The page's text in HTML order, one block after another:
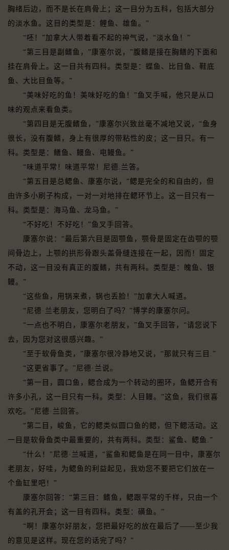
胸绪后边，而不是长在肩骨上；这一目分为五科，包括大部分
的淡水鱼。这目的类型是：鲤鱼、雄鱼。”
“呸！”加拿大人带着看不起的神气说，“淡水鱼！”
“第三目是副鳍鱼，”康塞尔说，”腹鳍是接在胸鳝的下面和
挂在肩骨上。这一目共有四科。类型是：蝶鱼、比目鱼、鞋底
鱼、大比目鱼等。”
“美味好吃的鱼！美味好吃的鱼！”鱼叉手喊，他只是从口
味的观点来看鱼类。
“第四目是无腹鳍鱼，”康塞尔兴致丝毫不减地又说，“鱼身
很长，没有腹鳍，身上有很厚的带粘性的皮；这一目只。有一
科。类型是：鳝鱼、鳗鱼、电鳗鱼。”
“味道平常！味道平常！尼德.兰答。
“第五目是总鳃鱼、康塞尔说，“鳃是完全的和自由的，但
由许多小刷子构成，一对一对地排在鳃环节上。这一目只有一
科。类型是：海马鱼、龙马鱼。”
“不好吃！不好吃！”鱼叉手回答。
康塞尔说：“最后第六目是固颚鱼，颚骨是固定在齿颚的颚
间骨边上，上颚的拱形骨跟头盖骨缝连接在一起，因而！固定
不动，这一目没有真正的腹鳍，共有两科。类型是：魄鱼、银
鳗。”
“这些鱼，用锅来煮，锅也丢脸！”加拿大人喊道。
“尼德·兰老朋友，您明白了吗？”博学的康塞尔问。
“一点也不明白，康塞尔老朋友，”鱼叉手回答，“请您说下
去，因为您对这很感兴趣。”
“至于软骨鱼类，”康塞尔很冷静地又说，“那就只有三目.”
“这更省事了。”尼德·兰说。
“第一目，圆口鱼，鳃合成为一个转动的圈环，鱼鳃开合有
许多小孔，这一目只有一科。类型：人目鳗。”这鱼，我们很喜
欢吃。”尼德·兰回答。
“第二目，峻鱼，它的鳃类似圆口鱼的鳃，但下鳃活动。这
一目是软骨鱼类中最重要的，共有两科。类型：鲨鱼、鳃鱼.”
“什么！"尼德·兰喊道，“鲨鱼和鳃鱼是在同一目中，康塞尔
老朋友，好哇，为鳃鱼的利益起见，我劝您不要把它们放在一
个鱼缸里吧！”
康塞尔回答：“第三目：鳍鱼，鳃跟平常的千样，只由一个
有盖的孔开会；这一目有四科。类型：磺鱼。”
“啊！康塞尔好朋友，您把最好吃的放在最后了——至少我
的意见是这样。现在您的话完了吗？”